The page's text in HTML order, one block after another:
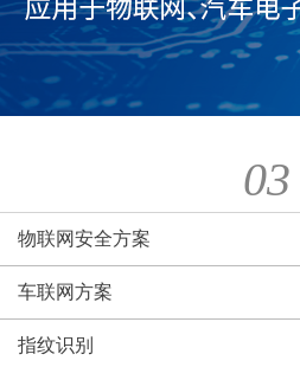
03
物联网安全方案
车联网方案
指纹识别